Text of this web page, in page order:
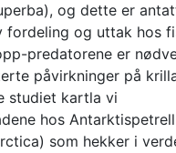
og dette er
fordeling og uttak hos
predatorene er
påvirkninger på
studiet kartla vi
hos Antarktispetrell
som hekker i